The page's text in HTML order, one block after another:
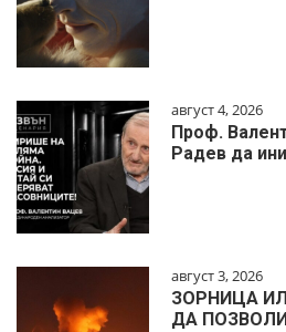
август 4, 2026
Проф.
Радев да
август 3, 2026
ЗОРНИЦА
ДА